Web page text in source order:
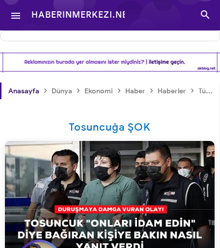
 HABERINMERKEZI.NET
- TÜRKIYE VE DÜNYA
GÜNDEMINDEN

Anasayfa › Dünya › Ekonomi › Haber › Haberler › Türkiye
Tosuncuğa ŞOK